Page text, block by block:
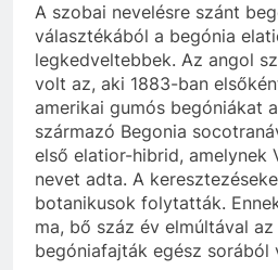
A szobai nevelésre szánt
választékából a begónia
legkedveltebbek. Az angol
volt az, aki 1883-ban
amerikai gumós begóniákat
származó Begonia
első elatior-hibrid, amelynek
nevet adta. A
botanikusok folytatták.
ma, bő száz év elmúltával
begóniafajták egész sorából